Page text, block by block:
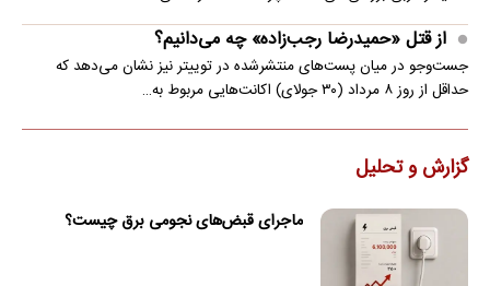
از قتل «حمیدرضا رجب‌زاده» چه می‌دانیم؟
جست‌وجو در میان پست‌های منتشرشده در توییتر نیز نشان می‌دهد که
حداقل از روز ۸ مرداد (۳۰ جولای) اکانت‌هایی مربوط به…
گزارش و تحلیل
ماجرای قبض‌های نجومی برق چیست؟